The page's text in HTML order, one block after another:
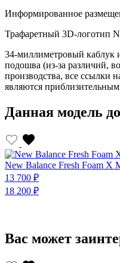
Информированное
Трафаретный 3D-логотип N
34-миллиметровый
подошва (из-за различий,
производства, все ссылки
являются
Данная модель
New Balance Fresh Foam X
13 700 ₽
18 200 ₽
Вас может